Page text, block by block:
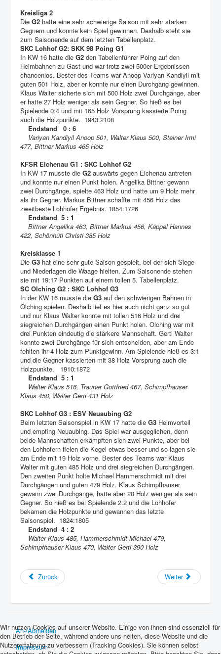
Kreisliga 2
Die G2 hatte eine sehr schwierige Saison mit sehr starken
Gegnern und konnte kein Spiel gewinnen. Deshalb steht sie
zum Saisonende auf dem letzten Tabellenplatz.
SKC Lohhof G2: SKK 98 Poing G1
In KW 16 hatte die G2 den Tabellenführer Poing auf den
Heimbahnen zu Gast und war trotz zwei 500er Ergebnissen
chancenlos. Bester des Teams war Anoop Variyan Kandiyil mit
guten 501 Holz, aber er konnte nur einen Durchgang gewinnen.
Klaus Walter sicherte sich mit 500 Holz zwei Durchgänge, aber
er hatte 27 Holz weniger als sein Gegner. So hieß es bei
Spielende 0:4 und mit 165 Holz Vorsprung kassierte Poing
auch die Holzpunkte. 1943:2108
Endstand 0 : 6
Variyan Kandiyil Anoop 501, Walter Klaus 500, Steiner Irmi
477, Bittner Markus 465 Holz
KFSR Eichenau G1 : SKC Lohhof G2
In KW 17 musste die G2 auswärts gegen Eichenau antreten
und konnte nur einen Punkt holen. Angelika Bittner gewann
zwei Durchgänge, spielte 463 Holz und hatte um 9 Holz mehr
als ihr Gegner. Markus Bittner schaffte mit 456 Holz das
zweitbeste Lohhofer Ergebnis. 1854:1726
Endstand 5 : 1
Bittner Angelika 463, Bittner Markus 456, Käppel Hannes
422, Schönhütl Christl 385 Holz
Kreisklasse 1
Die G3 hat eine sehr gute Saison gespielt, bei der sich Siege
und Niederlagen die Waage hielten. Zum Saisonende stehen
sie mit 19:17 Punkten auf einem tollen 5. Tabellenplatz.
SC Olching G2 : SKC Lohhof G3
In der KW 16 musste die G3 auf den schwierigen Bahnen in
Olching spielen. Deshalb lief es hier auch nicht ganz so gut
und nur Klaus Walter konnte mit tollen 516 Holz und drei
siegreichen Durchgängen einen Punkt holen. Olching war mit
drei Punkten eindeutig die stärkere Mannschaft. Gerti Walter
konnte zwei Durchgänge für sich entscheiden, aber am Ende
fehlten ihr 4 Holz zum Punktgewinn. Am Spielende hieß es 3:1
und die Gegner kassierten mit 38 Holz Vorsprung auch die
Holzpunkte. 1910:1872
Endstand 5 : 1
Walter Klaus 516, Trauner Gottfried 467, Schimpfhauser
Klaus 458, Walter Gerti 431 Holz
SKC Lohhof G3 : ESV Neuaubing G2
Beim letzten Saisonspiel in KW 17 hatte die G3 Heimvorteil
und empfing Neuaubing. Das Spiel war ausgeglichen, denn
beide Mannschaften erkämpften sich zwei Punkte, aber bei
den Lohhofern fielen die Kegel etwas besser und so lagen sie
am Ende mit 19 Holz vorne. Bester des Teams war Klaus
Walter mit guten 485 Holz und drei siegreichen Durchgängen.
Den zweiten Punkt holte Michael Hammerschmidt mit drei
Durchgängen und guten 479 Holz. Klaus Schimpfhauser
gewann zwei Durchgänge, hatte aber 20 Holz weniger als sein
Gegner. So hieß es bei Spielende 2:2 und die Lohhofer
bekamen die Holzpunkte und gewannen das letzte
Saisonspiel. 1824:1805
Endstand 4 : 2
Walter Klaus 485, Hammerschmidt Michael 479,
Schimpfhauser Klaus 470, Walter Gerti 390 Holz
Zurück Weiter
An-/Abmelden
Impressum
Wir nutzen Cookies auf unserer Website. Einige von ihnen sind essenziell für
den Betrieb der Seite, während andere uns helfen, diese Website und die
Nutzererfahrung zu verbessern (Tracking Cookies). Sie können selbst